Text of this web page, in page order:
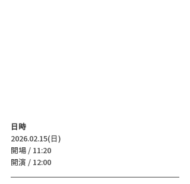
日時
2026.02.15(日)
開場 / 11:20
開演 / 12:00